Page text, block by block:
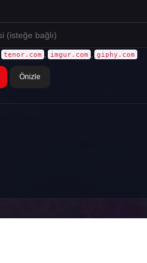
tenor.com imgur.com giphy.com
Önizle